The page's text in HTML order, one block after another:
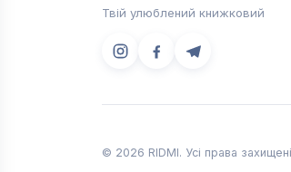
Твій улюблений книжковий
© 2026 RIDMI. Усі права